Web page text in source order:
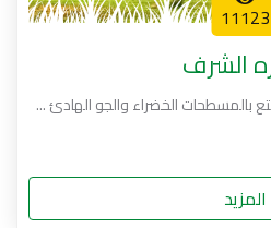
11123
الشرف
بالمسطحات الخضراء والجو الهادئ ...
المزيد